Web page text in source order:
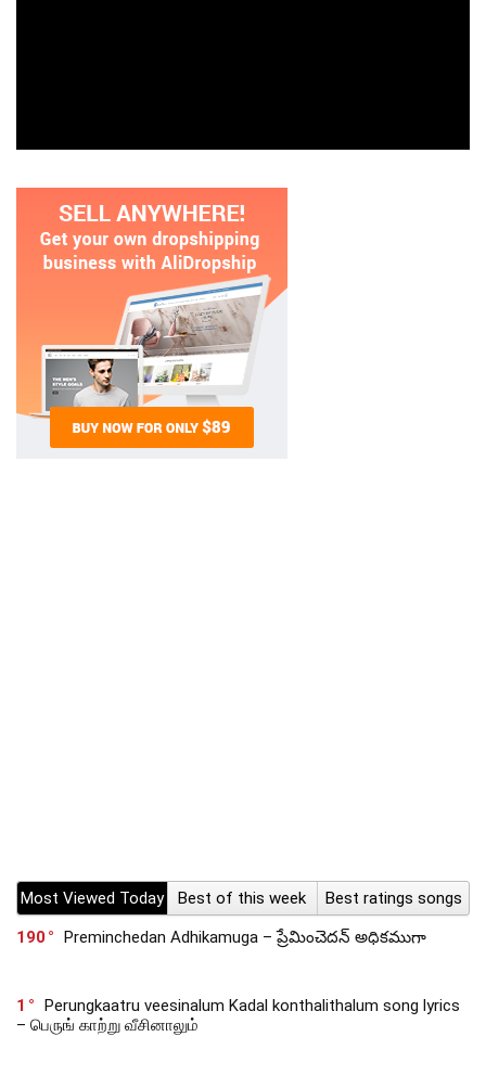
Most Viewed Today Best of this week
Best ratings songs
190
Preminchedan Adhikamuga – ప్రేమించెదన్ అధికముగా
1
Perungkaatru veesinalum Kadal konthalithalum song lyrics
– பெருங் காற்று வீசினாலும்